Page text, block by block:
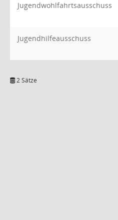
Jugendwohlfahrtsausschuss
Jugendhilfeausschuss
2 Sätze